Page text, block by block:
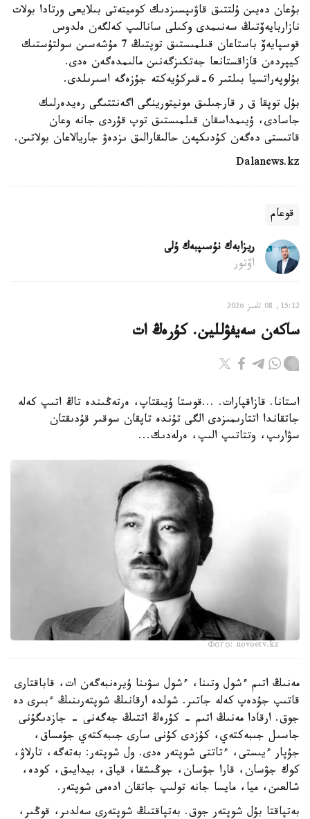
بۇعان دەيىن ۇلتتىق قاۋىپسىزدىك كوميتەتى بىلايعى ورتادا بولات
نازاربايەۆتىڭ سەنىمدى وكىلى سانالىپ كەلگەن ەلدوس
قوسپايەۆ باستاعان قىلمىستىق توپتىڭ 7 مۇشەسىن سولتۇستىك
كيپردەن قازاقستانعا جەتكىزگەنىن مالىمدەگەن ەدى.
بۇلوپەراتسيا بىلتىر 6-قىركۇيەكتە جۇزەگە اسىرىلدى.
بۇل توپقا ق ر قارجىلىق مونيتورينگى اگەنتتىگى رەيدەرلىك
جاسادى، ۇيىمداسقان قىلمىستىق توپ قۇردى جانە وعان
قاتىستى دەگەن كۇدىكپەن حالىقارالىق ىزدەۋ جاريالاعان بولاتىن.
Dalanews.kz
قوعام
ريزابەك نۇسىپبەك ۇلى
اۆتور
15:12, 08 تامىز 2026
ساكەن سەيفۋللين. كۇرەڭ ات
استانا. قازاقپارات. ...قوستا ۇيىقتاپ، ەرتەڭىندە تاڭ اتىپ كەلە
جاتقاندا اتتارىمىزدى الگى تۇندە تاپقان سوقىر قۇدىقتان
سۋارىپ، وتتاتىپ الىپ، ەرلەدىك...
Фото: novoetv.kz
مەنىڭ اتىم ءشول وتىنا، ءشول سۋىنا ۇيرەنبەگەن ات، قاباقتارى
قاتىپ جۇدەپ كەلە جاتىر. شولدە ارقانىڭ شوپتەرىنىڭ ءبىرى دە
جوق. ارقادا مەنىڭ اتىم - كۇرەڭ اتتىڭ جەگەنى - جازدىگۇنى
جاسىل جىبەكتەي، كۇزدى كۇنى سارى جىبەكتەي جۇمساق،
جۇپار ءيىستى، ءتاتتى شوپتەر ەدى. ول شوپتەر: بەتەگە، تارلاۋ،
كوك جۋسان، قارا جۋسان، جوڭىشقا، قياق، بيدايىق، كودە،
شالعىن، ميا، مايسا جانە تولىپ جاتقان ادەمى شوپتەر.
بەتپاقتا بۇل شوپتەر جوق. بەتپاقتىڭ شوپتەرى سەلدىر، قوڭىر،